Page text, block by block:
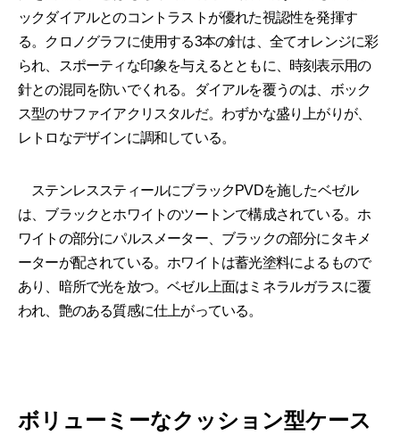
ックダイアルとのコントラストが優れた視認性を発揮す
る。クロノグラフに使用する3本の針は、全てオレンジに彩
られ、スポーティな印象を与えるとともに、時刻表示用の
針との混同を防いでくれる。ダイアルを覆うのは、ボック
ス型のサファイアクリスタルだ。わずかな盛り上がりが、
レトロなデザインに調和している。
ステンレススティールにブラックPVDを施したベゼル
は、ブラックとホワイトのツートンで構成されている。ホ
ワイトの部分にパルスメーター、ブラックの部分にタキメ
ーターが配されている。ホワイトは蓄光塗料によるもので
あり、暗所で光を放つ。ベゼル上面はミネラルガラスに覆
われ、艶のある質感に仕上がっている。
ボリューミーなクッション型ケース